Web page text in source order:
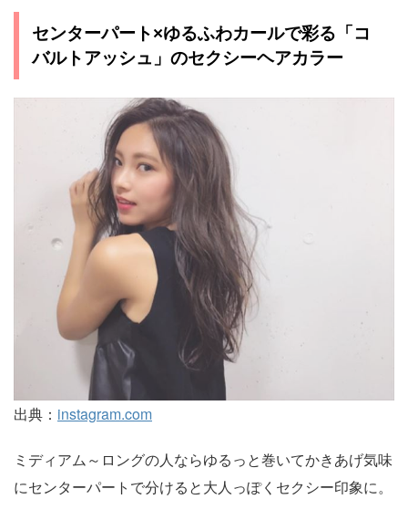
センターパート×ゆるふわカールで彩る「コ
バルトアッシュ」のセクシーヘアカラー
出典： instagram.com
ミディアム～ロングの人ならゆるっと巻いてかきあげ気味
にセンターパートで分けると大人っぽくセクシー印象に。